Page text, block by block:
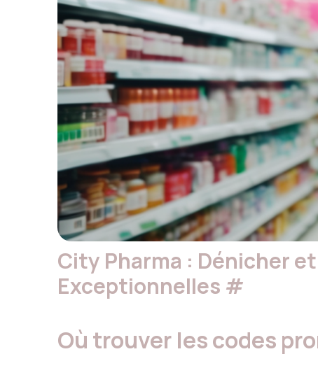
City Pharma : Dénicher
Exceptionnelles #
Où trouver les codes